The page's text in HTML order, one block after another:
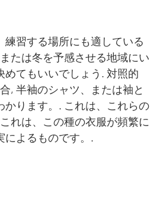
習する場所にも適している
たは冬を予感させる地域にい
めてもいいでしょう. 対照的
, 半袖のシャツ、または袖と
ります。. これは、これらの
れは、この種の衣服が頻繁に
によるものです。.